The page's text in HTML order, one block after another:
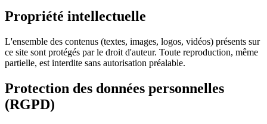
Propriété intellectuelle
L'ensemble des contenus (textes, images, logos, vidéos) présents sur
ce site sont protégés par le droit d'auteur. Toute reproduction, même
partielle, est interdite sans autorisation préalable.
Protection des données personnelles
(RGPD)